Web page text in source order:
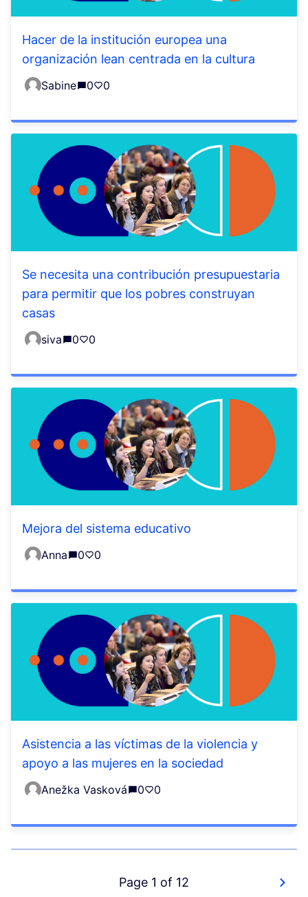
Hacer de la institución europea una
organización lean centrada en la cultura
Sabine 0 0
Se necesita una contribución presupuestaria
para permitir que los pobres construyan
casas
siva 0 0
Mejora del sistema educativo
Anna 0 0
Asistencia a las víctimas de la violencia y
apoyo a las mujeres en la sociedad
Anežka Vasková 0 0
Page 1 of 12